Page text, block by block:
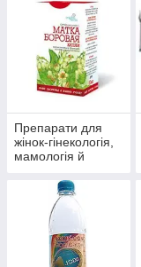
Препарати для
жінок-гінекологія,
мамологія й